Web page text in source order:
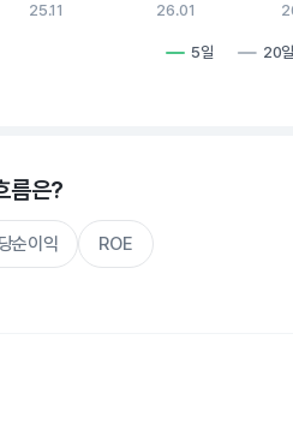
5일 20일
25.11 26.01
름은?
순이익 ROE